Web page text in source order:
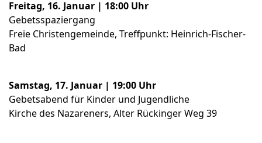
Freitag, 16. Januar | 18:00 Uhr
Gebetsspaziergang
Freie Christengemeinde, Treffpunkt: Heinrich-Fischer-
Bad
Samstag, 17. Januar | 19:00 Uhr
Gebetsabend für Kinder und Jugendliche
Kirche des Nazareners, Alter Rückinger Weg 39